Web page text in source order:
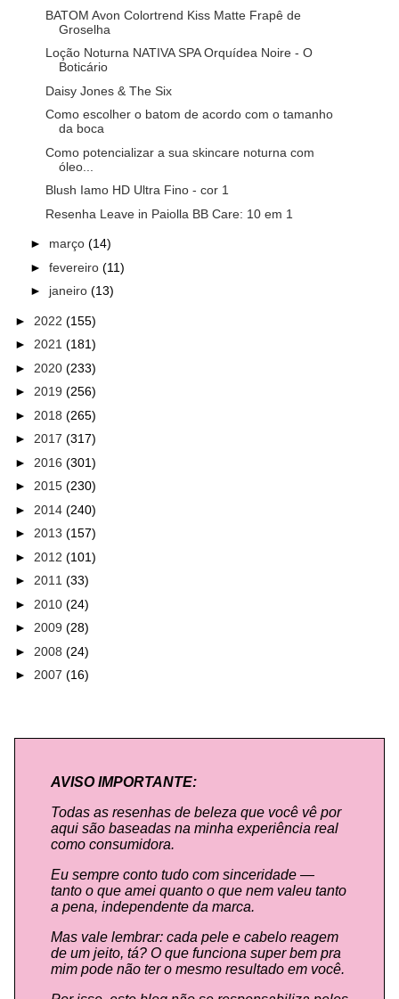
BATOM Avon Colortrend Kiss Matte Frapê de
Groselha
Loção Noturna NATIVA SPA Orquídea Noire - O
Boticário
Daisy Jones & The Six
Como escolher o batom de acordo com o tamanho
da boca
Como potencializar a sua skincare noturna com
óleo...
Blush Iamo HD Ultra Fino - cor 1
Resenha Leave in Paiolla BB Care: 10 em 1
► março (14)
► fevereiro (11)
► janeiro (13)
► 2022 (155)
► 2021 (181)
► 2020 (233)
► 2019 (256)
► 2018 (265)
► 2017 (317)
► 2016 (301)
► 2015 (230)
► 2014 (240)
► 2013 (157)
► 2012 (101)
► 2011 (33)
► 2010 (24)
► 2009 (28)
► 2008 (24)
► 2007 (16)
AVISO IMPORTANTE:
Todas as resenhas de beleza que você vê por
aqui são baseadas na minha experiência real
como consumidora.
Eu sempre conto tudo com sinceridade —
tanto o que amei quanto o que nem valeu tanto
a pena, independente da marca.
Mas vale lembrar: cada pele e cabelo reagem
de um jeito, tá? O que funciona super bem pra
mim pode não ter o mesmo resultado em você.